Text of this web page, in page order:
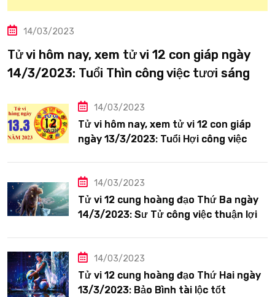
14/03/2023
Tử vi hôm nay, xem tử vi 12 con giáp ngày
14/3/2023: Tuổi Thìn công việc tươi sáng
14/03/2023
Tử vi hôm nay, xem tử vi 12 con giáp
ngày 13/3/2023: Tuổi Hợi công việc
14/03/2023
Tử vi 12 cung hoàng đạo Thứ Ba ngày
14/3/2023: Sư Tử công việc thuận lợi
14/03/2023
Tử vi 12 cung hoàng đạo Thứ Hai ngày
13/3/2023: Bảo Bình tài lộc tốt